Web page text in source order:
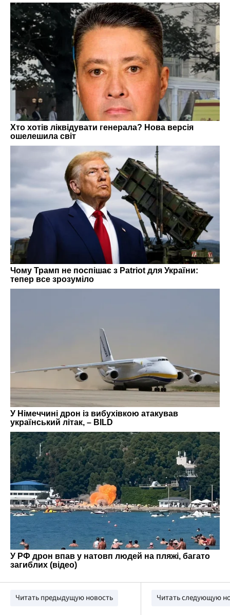
Читать предыдущую новость Читать следующую